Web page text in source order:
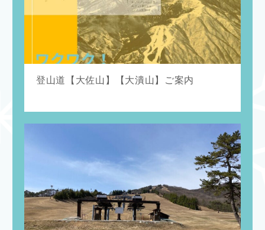
登山道【大佐山】【大潰山】ご案内